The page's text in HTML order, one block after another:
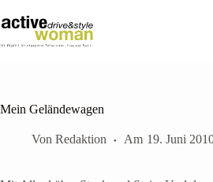
Inhalt
springen
Mein Geländewagen
Von Redaktion Am 19. Juni